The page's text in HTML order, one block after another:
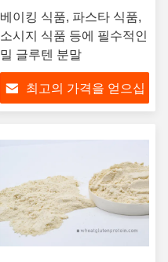
베이킹 식품, 파스타 식품,
소시지 식품 등에 필수적인
밀 글루텐 분말
최고의 가격을 얻으십